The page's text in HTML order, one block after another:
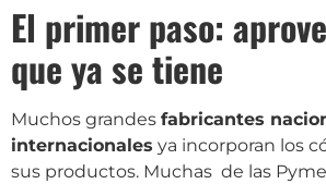
El primer paso:
que ya se tiene
Muchos grandes fabricantes
internacionales ya incorporan los
sus productos. Muchas de las